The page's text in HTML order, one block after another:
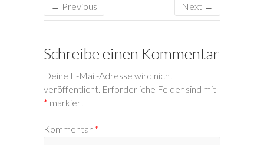
← Previous Next →
Schreibe einen Kommentar
Deine E-Mail-Adresse wird nicht
veröffentlicht. Erforderliche Felder sind mit
* markiert
Kommentar *